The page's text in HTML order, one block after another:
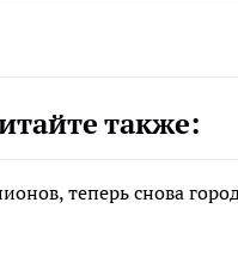
также:
теперь снова